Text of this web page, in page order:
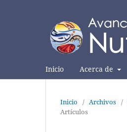
Inicio Acerca de
Inicio / Archivos /
Artículos